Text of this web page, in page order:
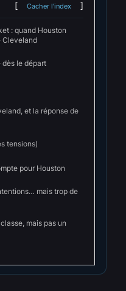
Cacher l'index
: quand Houston
Cleveland
dès le départ
et la réponse de
tensions)
pour Houston
mais trop de
mais pas un